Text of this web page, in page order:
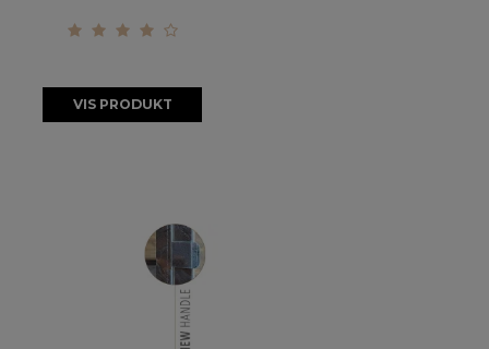
VIS PRODUKT